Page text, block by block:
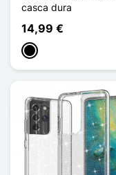
casca dura
14,99 €
Preto